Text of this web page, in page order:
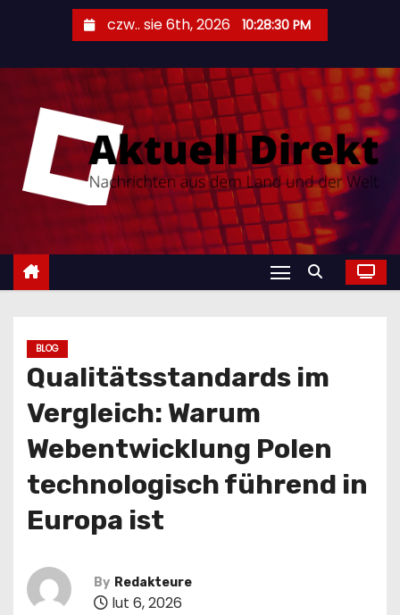
e
n
czw.. sie 6th, 2026 10:28:32 PM
BLOG
Qualitätsstandards im
Vergleich: Warum
Webentwicklung Polen
technologisch führend in
Europa ist
By Redakteure
lut 6, 2026